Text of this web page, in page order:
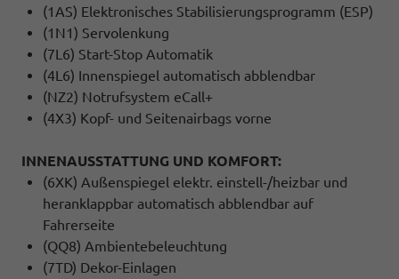
(1AS) Elektronisches Stabilisierungsprogramm (ESP)
(1N1) Servolenkung
(7L6) Start-Stop Automatik
(4L6) Innenspiegel automatisch abblendbar
(NZ2) Notrufsystem eCall+
(4X3) Kopf- und Seitenairbags vorne
INNENAUSSTATTUNG UND KOMFORT:
(6XK) Außenspiegel elektr. einstell-/heizbar und
heranklappbar automatisch abblendbar auf
Fahrerseite
(QQ8) Ambientebeleuchtung
(7TD) Dekor-Einlagen